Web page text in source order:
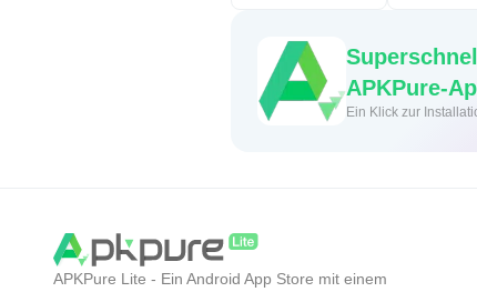
APKPure-
Ein Klick zur
APKPure Lite - Ein Android App Store mit einem